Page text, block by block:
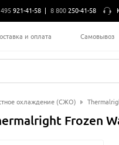
921-41-58 8 800 250-41-58
и оплата Самовывоз
охлаждение (СЖО)
Frozen